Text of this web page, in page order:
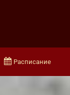
Расписание